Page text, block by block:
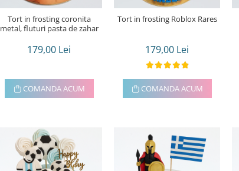
Tort in frosting coronita
metal, fluturi pasta de zahar
179,00 Lei
COMANDA ACUM
Tort in frosting Roblox Rares
179,00 Lei
COMANDA ACUM